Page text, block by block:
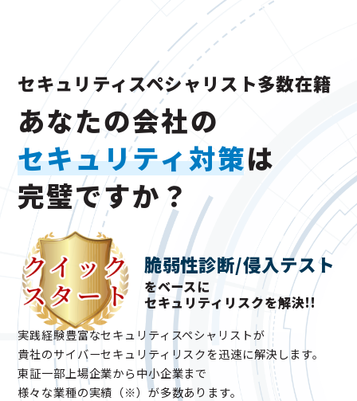
セキュリティスペシャリスト多数在籍
あなたの会社の
セキュリティ対策は
完璧ですか？
脆弱性診断/侵入テスト
をベースに
セキュリティリスクを解決!!
実践経験豊富なセキュリティスペシャリストが
貴社のサイバーセキュリティリスクを迅速に解決します。
東証一部上場企業から中小企業まで
様々な業種の実績（※）が多数あります。